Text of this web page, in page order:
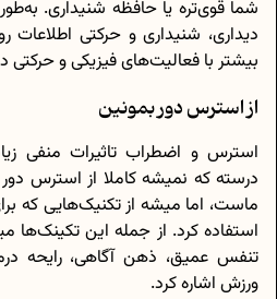
شما قوی‌تره یا حافظه شنیداری.
دیداری، شنیداری و حرکتی
بیشتر با فعالیت‌های فیزیکی و حرکتی
از استرس دور بمونین
استرس و اضطراب تاثیرات منفی
درسته که نمیشه کاملا از استرس دور
ماست، اما میشه از تکنیک‌هایی که
استفاده کرد. از جمله این تکینک‌ها
تنفس عمیق، ذهن آگاهی، رایحه
ورزش اشاره کرد.